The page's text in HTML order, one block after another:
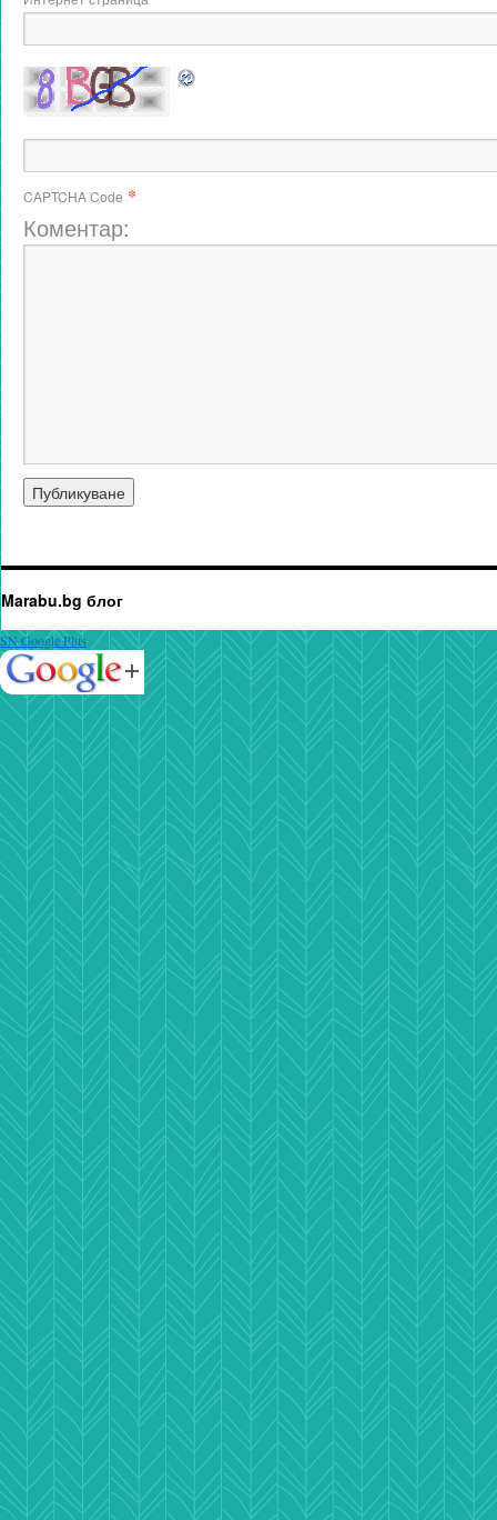
CAPTCHA Code *
Коментар:
Marabu.bg блог
SN Google Plus